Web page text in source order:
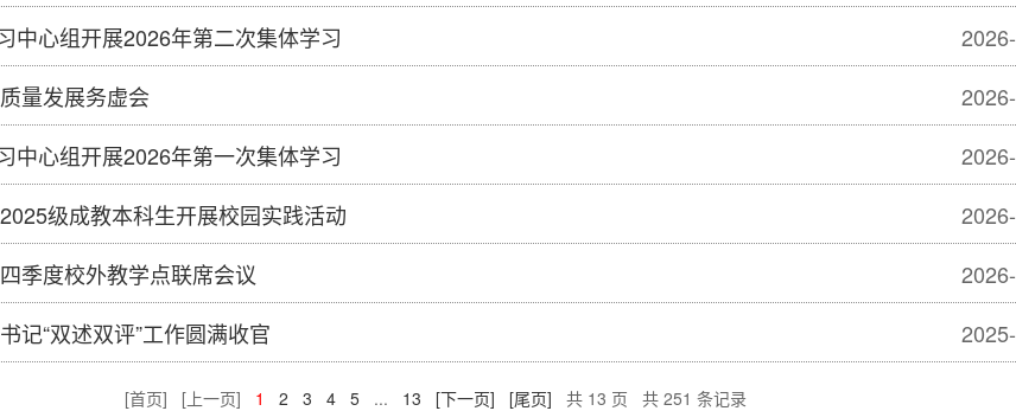
中心组开展2026年第二次集体学习
量发展务虚会
中心组开展2026年第一次集体学习
级成教本科生开展校园实践活动
季度校外教学点联席会议
记“双述双评”工作圆满收官
[首页] [上一页] 1 2 3 4 5 ... 13 [下一页] [尾页] 共 13 页 共 251 条记录